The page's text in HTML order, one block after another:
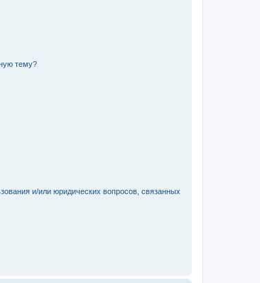
тему?
и/или юридических вопросов, связанных